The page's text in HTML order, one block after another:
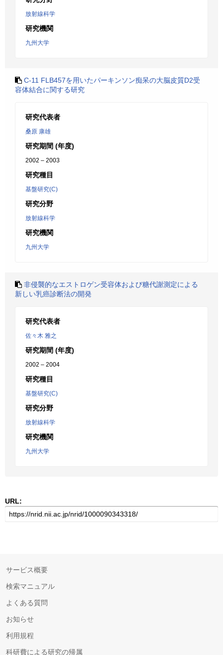
放射線科学
研究機関
九州大学
C-11 FLB457を用いたパーキンソン痴呆の大脳皮質D2受
容体結合に関する研究
研究代表者
桑原 康雄
研究期間 (年度)
2002 – 2003
研究種目
基盤研究(C)
研究分野
放射線科学
研究機関
九州大学
非侵襲的なエストロゲン受容体および糖代謝測定による
新しい乳癌診断法の開発
研究代表者
佐々木 雅之
研究期間 (年度)
2002 – 2004
研究種目
基盤研究(C)
研究分野
放射線科学
研究機関
九州大学
URL:
サービス概要
検索マニュアル
よくある質問
お知らせ
利用規程
科研費による研究の帰属